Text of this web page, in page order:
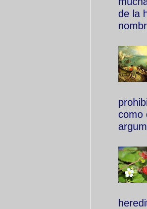
de la
como